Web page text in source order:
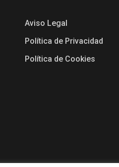
Aviso Legal
Política de Privacidad
Política de Cookies